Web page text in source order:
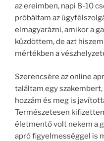
az ereimben, napi 8-10
próbáltam az
elmagyarázni, amikor a
küzdöttem, de azt
mértékben a
Szerencsére az online
találtam egy
hozzám és meg is
Természetesen
életmentő volt nekem a
apró figyelmességgel is